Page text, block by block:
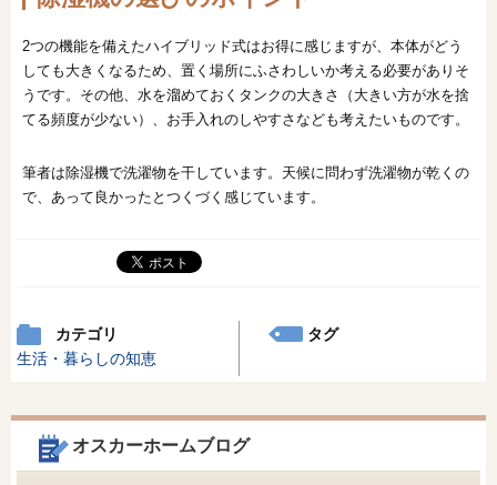
2つの機能を備えたハイブリッド式はお得に感じますが、本体がどう
しても大きくなるため、置く場所にふさわしいか考える必要がありそ
うです。その他、水を溜めておくタンクの大きさ（大きい方が水を捨
てる頻度が少ない）、お手入れのしやすさなども考えたいものです。
筆者は除湿機で洗濯物を干しています。天候に問わず洗濯物が乾くの
で、あって良かったとつくづく感じています。
カテゴリ
生活・暮らしの知恵
タグ
オスカーホームブログ